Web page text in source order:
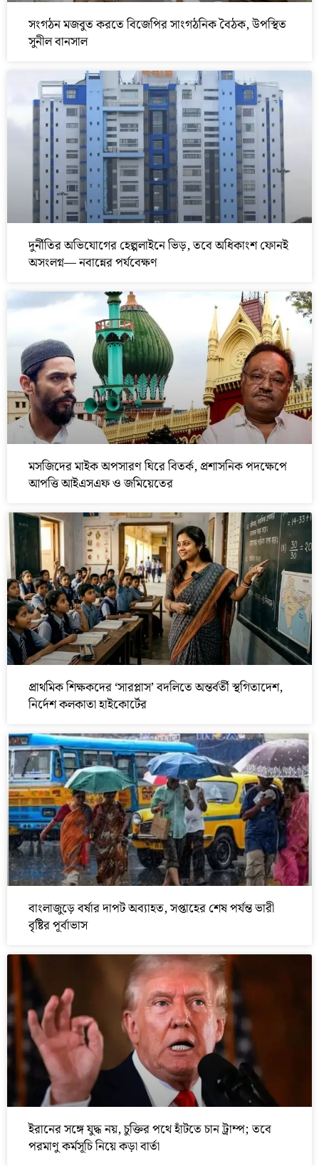
সংগঠন মজবুত করতে বিজেপির সাংগঠনিক বৈঠক, উপস্থিত
সুনীল বানসাল
দুর্নীতির অভিযোগের হেল্পলাইনে ভিড়, তবে অধিকাংশ ফোনই
অসংলগ্ন— নবান্নের পর্যবেক্ষণ
মসজিদের মাইক অপসারণ ঘিরে বিতর্ক, প্রশাসনিক পদক্ষেপে
আপত্তি আইএসএফ ও জমিয়েতের
প্রাথমিক শিক্ষকদের ‘সারপ্লাস’ বদলিতে অন্তর্বর্তী স্থগিতাদেশ,
নির্দেশ কলকাতা হাইকোর্টের
বাংলাজুড়ে বর্ষার দাপট অব্যাহত, সপ্তাহের শেষ পর্যন্ত ভারী
বৃষ্টির পূর্বাভাস
ইরানের সঙ্গে যুদ্ধ নয়, চুক্তির পথে হাঁটতে চান ট্রাম্প; তবে
পরমাণু কর্মসূচি নিয়ে কড়া বার্তা